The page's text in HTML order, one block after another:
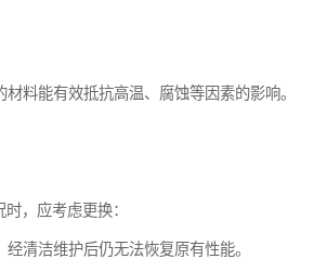
料能有效抵抗高温、腐蚀等因素的影响。
，应考虑更换：
清洁维护后仍无法恢复原有性能。